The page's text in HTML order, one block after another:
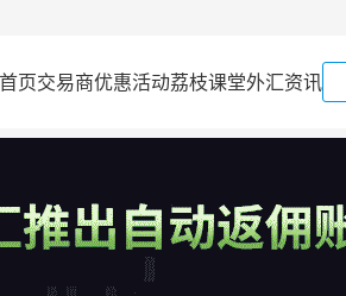
首页交易商优惠活动荔枝课堂外汇资讯